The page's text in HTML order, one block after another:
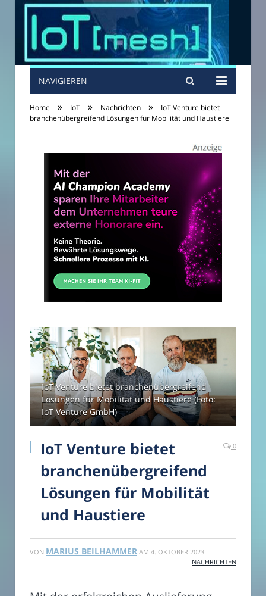
NAVIGIEREN
Home » IoT » Nachrichten »
IoT Venture bietet
branchenübergreifend Lösungen für Mobilität und Haustiere
IoT Venture bietet branchenübergreifend
Lösungen für Mobilität und Haustiere (Foto:
IoT Venture GmbH)
IoT Venture bietet
branchenübergreifend
Lösungen für Mobilität
und Haustiere
0
VON MARIUS BEILHAMMER AM 4. OKTOBER 2023
NACHRICHTEN